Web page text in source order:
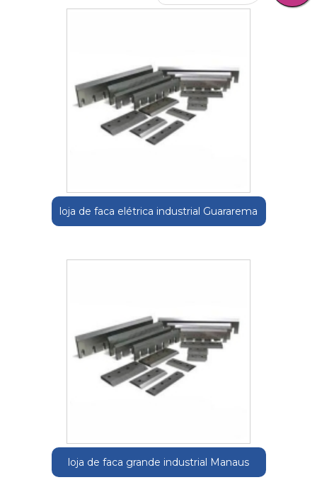
loja de faca elétrica industrial Guararema
loja de faca grande industrial Manaus